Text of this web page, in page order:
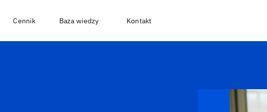
Cennik Baza wiedzy Kontakt